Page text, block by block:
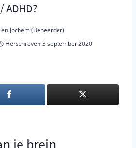
ADHD?
Jochem (Beheerder)
Herschreven 3 september 2020
je brein